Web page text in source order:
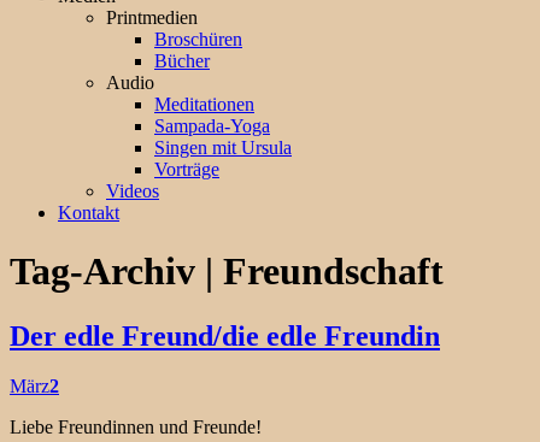
Printmedien
Broschüren
Bücher
Audio
Meditationen
Sampada-Yoga
Singen mit Ursula
Vorträge
Videos
Kontakt
Tag-Archiv | Freundschaft
Der edle Freund/die edle Freundin
März2
Liebe Freundinnen und Freunde!